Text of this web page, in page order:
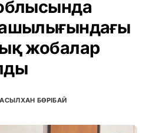
жобалар
АСЫЛХАН БӨРІБАЙ